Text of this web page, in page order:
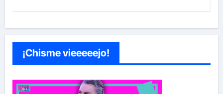
¡Chisme vieeeeejo!